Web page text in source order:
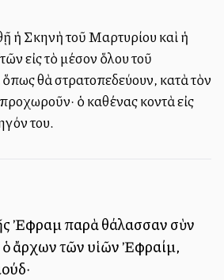
ἡ Σκηνὴ τοῦ Μαρτυρίου καὶ ἡ
εἰς τὸ μέσον ὅλου τοῦ
ὅπως θὰ στρατοπεδεύουν, κατὰ τὸν
ὁ καθένας κοντὰ εἰς
του.
Ἐφραὶμ παρὰ θάλασσαν σὺν
ὁ ἄρχων τῶν υἱῶν Ἐφραίμ,